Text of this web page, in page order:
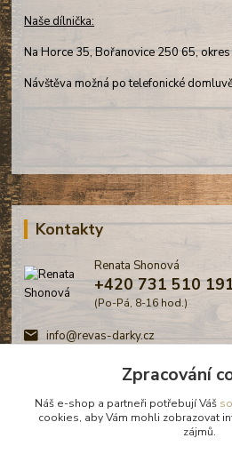
Naše dílnička:
Na Horce 35, Bořanovice 250 65,
Návštěva možná po telefonické
Kontakty
Renata Shonová
+420 731 510
(Po-Pá, 8-16 hod.)
info@revas-darky.cz
Zpracování
Náš e-shop a partneři potřebují Váš
cookies, aby Vám mohli zobrazovat
zájmů.